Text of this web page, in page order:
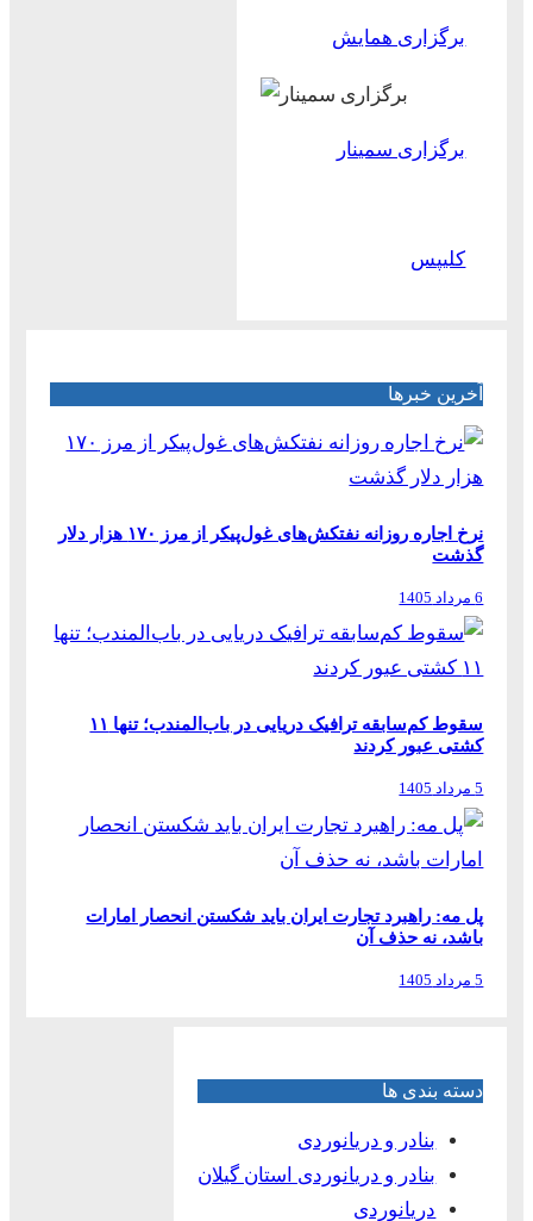
برگزاری همایش
برگزاری سمینار
کلیپس
آخرین خبرها
نرخ اجاره روزانه نفتکش‌های غول‌پیکر از مرز ۱۷۰ هزار دلار
گذشت
6 مرداد 1405
سقوط کم‌سابقه ترافیک دریایی در باب‌المندب؛ تنها ۱۱
کشتی عبور کردند
5 مرداد 1405
پل مه: راهبرد تجارت ایران باید شکستن انحصار امارات
باشد، نه حذف آن
5 مرداد 1405
دسته بندی ها
بنادر و دریانوردی
بنادر و دریانوردی استان گیلان
دریانوردی